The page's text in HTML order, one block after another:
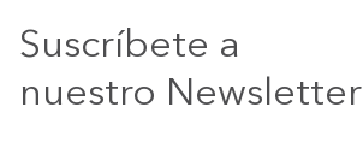
Suscríbete a
nuestro Newsletter